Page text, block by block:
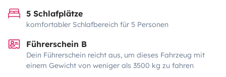
5 Schlafplätze
komfortabler Schlafbereich für 5 Personen
Führerschein B
Dein Führerschein reicht aus, um dieses Fahrzeug mit
einem Gewicht von weniger als 3500 kg zu fahren